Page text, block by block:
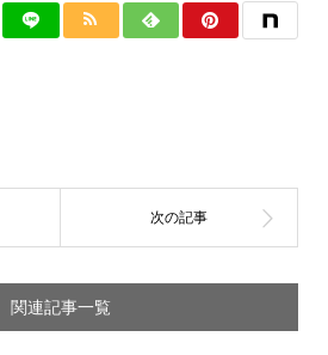
関連記事一覧